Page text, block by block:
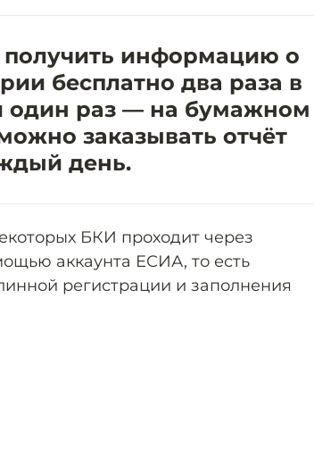
информацию о
бесплатно два раза в
один раз — на бумажном
заказывать отчёт
день.
БКИ проходит через
аккаунта ЕСИА, то есть
регистрации и заполнения